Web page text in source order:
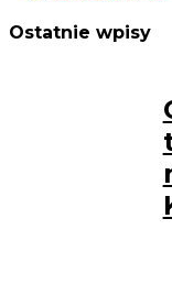
Ostatnie wpisy